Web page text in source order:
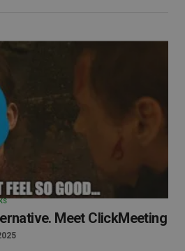
Meet ClickMeeting